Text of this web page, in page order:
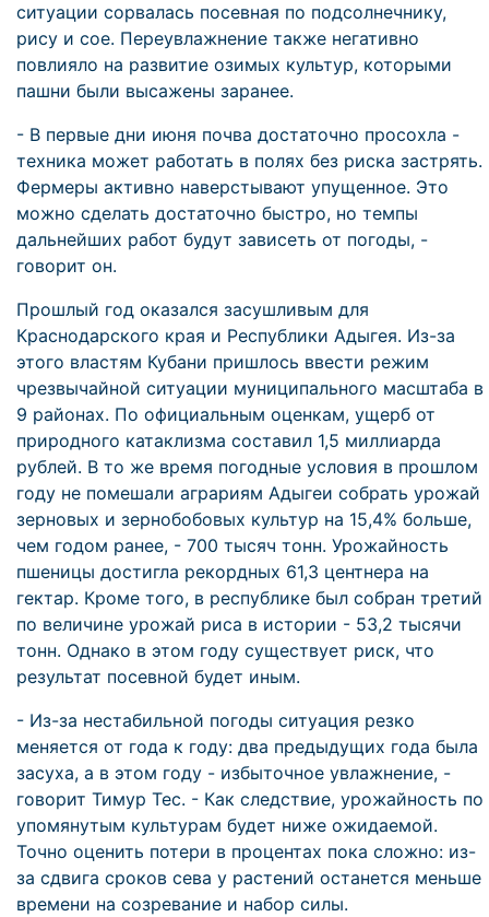
ситуации сорвалась посевная по подсолнечнику,
рису и сое. Переувлажнение также негативно
повлияло на развитие озимых культур, которыми
пашни были высажены заранее.
- В первые дни июня почва достаточно просохла -
техника может работать в полях без риска застрять.
Фермеры активно наверстывают упущенное. Это
можно сделать достаточно быстро, но темпы
дальнейших работ будут зависеть от погоды, -
говорит он.
Прошлый год оказался засушливым для
Краснодарского края и Республики Адыгея. Из-за
этого властям Кубани пришлось ввести режим
чрезвычайной ситуации муниципального масштаба в
9 районах. По официальным оценкам, ущерб от
природного катаклизма составил 1,5 миллиарда
рублей. В то же время погодные условия в прошлом
году не помешали аграриям Адыгеи собрать урожай
зерновых и зернобобовых культур на 15,4% больше,
чем годом ранее, - 700 тысяч тонн. Урожайность
пшеницы достигла рекордных 61,3 центнера на
гектар. Кроме того, в республике был собран третий
по величине урожай риса в истории - 53,2 тысячи
тонн. Однако в этом году существует риск, что
результат посевной будет иным.
- Из-за нестабильной погоды ситуация резко
меняется от года к году: два предыдущих года была
засуха, а в этом году - избыточное увлажнение, -
говорит Тимур Тес. - Как следствие, урожайность по
упомянутым культурам будет ниже ожидаемой.
Точно оценить потери в процентах пока сложно: из-
за сдвига сроков сева у растений останется меньше
времени на созревание и набор силы.